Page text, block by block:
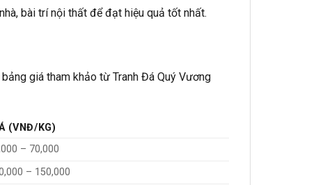
bài trí nội thất để đạt hiệu quả tốt nhất.
giá tham khảo từ Tranh Đá Quý Vương
(VNĐ/KG)
– 70,000
– 150,000